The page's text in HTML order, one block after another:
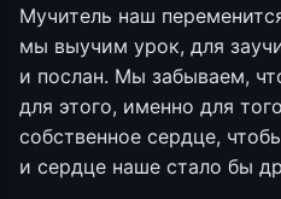
Мучитель наш
мы выучим урок, для
и послан. Мы забываем,
для этого, именно для
собственное сердце,
и сердце наше стало бы